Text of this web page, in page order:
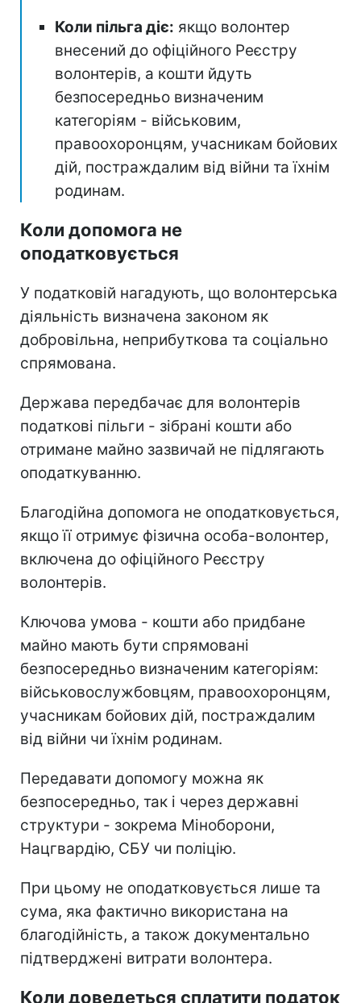
Коли пільга діє: якщо волонтер
внесений до офіційного Реєстру
волонтерів, а кошти йдуть
безпосередньо визначеним
категоріям - військовим,
правоохоронцям, учасникам бойових
дій, постраждалим від війни та їхнім
родинам.
Коли допомога не
оподатковується
У податковій нагадують, що волонтерська
діяльність визначена законом як
добровільна, неприбуткова та соціально
спрямована.
Держава передбачає для волонтерів
податкові пільги - зібрані кошти або
отримане майно зазвичай не підлягають
оподаткуванню.
Благодійна допомога не оподатковується,
якщо її отримує фізична особа-волонтер,
включена до офіційного Реєстру
волонтерів.
Ключова умова - кошти або придбане
майно мають бути спрямовані
безпосередньо визначеним категоріям:
військовослужбовцям, правоохоронцям,
учасникам бойових дій, постраждалим
від війни чи їхнім родинам.
Передавати допомогу можна як
безпосередньо, так і через державні
структури - зокрема Міноборони,
Нацгвардію, СБУ чи поліцію.
При цьому не оподатковується лише та
сума, яка фактично використана на
благодійність, а також документально
підтверджені витрати волонтера.
Коли доведеться сплатити податок